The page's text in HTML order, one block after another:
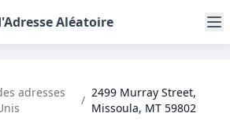
Aléatoire
adresses
/
2499 Murray Street,
Missoula, MT 59802